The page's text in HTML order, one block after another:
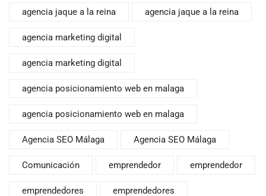
agencia jaque a la reina agencia jaque a la reina
agencia marketing digital
agencia marketing digital
agencia posicionamiento web en malaga
agencia posicionamiento web en malaga
Agencia SEO Málaga Agencia SEO Málaga
Comunicación emprendedor emprendedor
emprendedores emprendedores